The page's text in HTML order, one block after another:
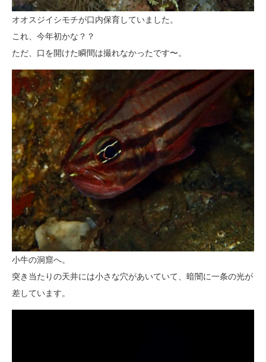
オオスジイシモチが口内保育していました。
これ、今年初かな？？
ただ、口を開けた瞬間は撮れなかったです〜。
小牛の洞窟へ。
突き当たりの天井には小さな穴があいていて、暗闇に一条の光が
差しています。